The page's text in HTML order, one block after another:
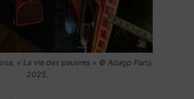
« La vie des pauvres » © Adagp Paris
2025.